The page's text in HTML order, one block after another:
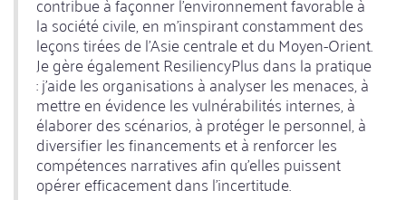
la société civile, en m'inspirant constamment des
leçons tirées de l'Asie centrale et du Moyen-Orient.
Je gère également ResiliencyPlus dans la pratique
: j'aide les organisations à analyser les menaces, à
mettre en évidence les vulnérabilités internes, à
élaborer des scénarios, à protéger le personnel, à
diversifier les financements et à renforcer les
compétences narratives afin qu'elles puissent
opérer efficacement dans l'incertitude.